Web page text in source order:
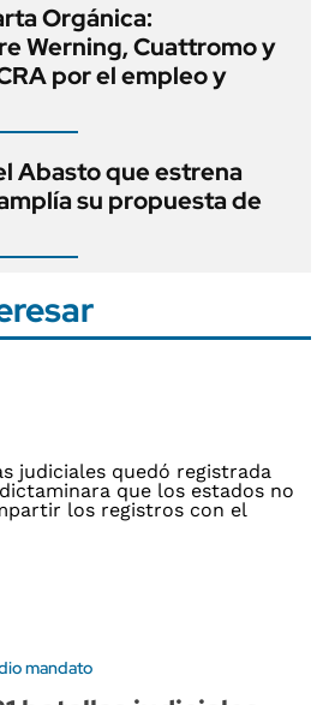
Orgánica:
Werning, Cuattromo y
por el empleo y
Abasto que estrena
su propuesta de
mandato